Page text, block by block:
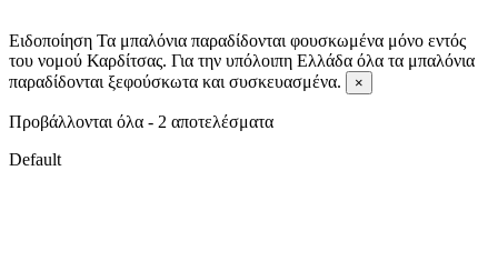
Ειδοποίηση Τα μπαλόνια παραδίδονται φουσκωμένα μόνο εντός
του νομού Καρδίτσας. Για την υπόλοιπη Ελλάδα όλα τα μπαλόνια
παραδίδονται ξεφούσκωτα και συσκευασμένα.
×
Προβάλλονται όλα - 2 αποτελέσματα
Default